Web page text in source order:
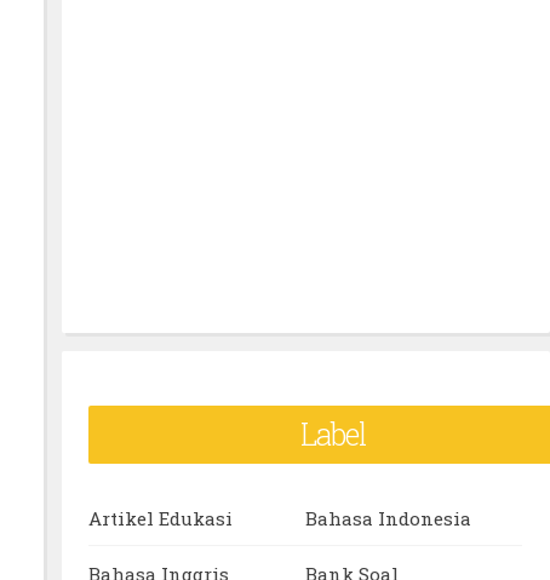
Label
Artikel Edukasi Bahasa Indonesia
Bahasa Inggris Bank Soal